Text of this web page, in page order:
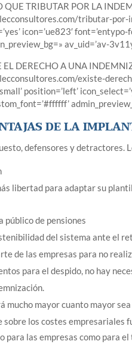
QUE TRIBUTAR POR LA
tributar-por-
icon=’ue823′
av_uid=’av-
EL DERECHO A UNA
existe-
position=’left’
DE LA
defensores y detractores.
libertad para adaptar su
público de pensiones
del sistema ante el
de las empresas para no
para el despido, no hay
mucho mayor cuanto mayor
sobre los costes empresariales
para las empresas como para